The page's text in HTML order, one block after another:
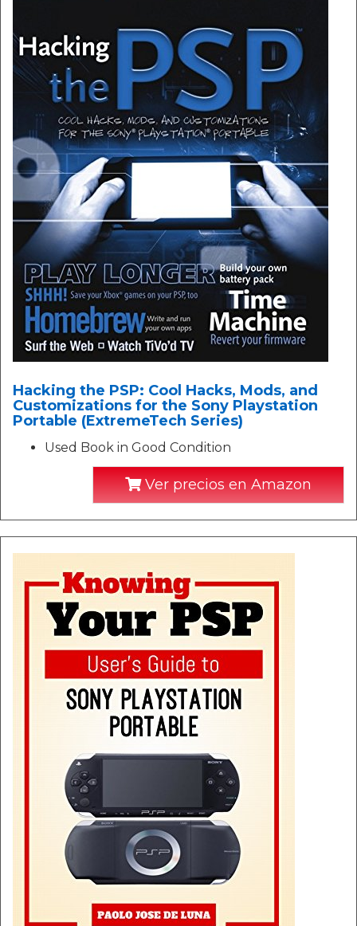
Hacking the PSP: Cool Hacks, Mods, and
Customizations for the Sony Playstation
Portable (ExtremeTech Series)
Used Book in Good Condition
Ver precios en Amazon